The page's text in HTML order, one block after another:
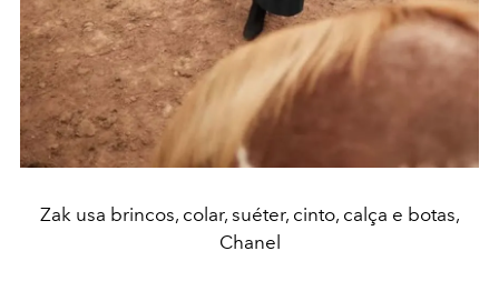
Zak usa brincos, colar, suéter, cinto, calça e botas,
Chanel